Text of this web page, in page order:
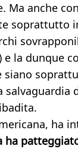
Ma anche
soprattutto
e la dunque
siano
ha
ha